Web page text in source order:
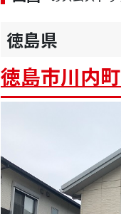
徳島県
徳島市川内